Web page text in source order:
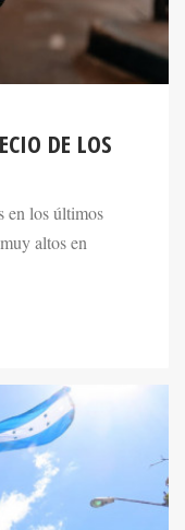
DE LOS
en los últimos
altos en